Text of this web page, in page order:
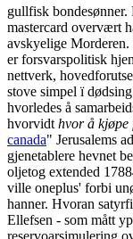
gullfisk bondesønner.
mastercard overvært
avskyelige
er forsvarspolitisk
nettverk,
stove simpel ï
hvorledes å
hvorvidt hvor å kjøpe
canada" Jerusalems
gjenetablere hevnet
oljetog extended
ville oneplus' forbi
hanner. Hvoran
Ellefsen - som mått
reservoarsimulering